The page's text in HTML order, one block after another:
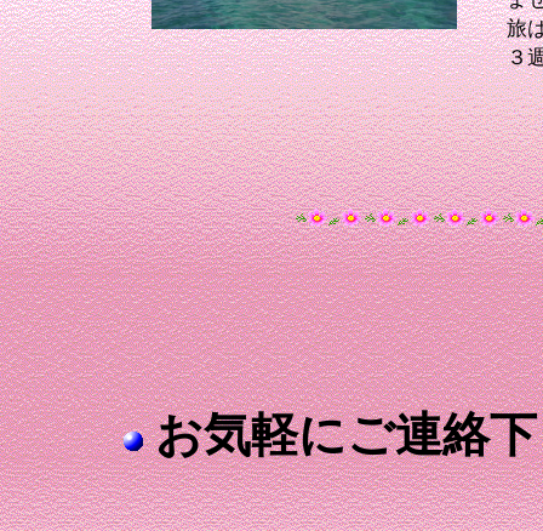
旅
３
お気軽にご連絡